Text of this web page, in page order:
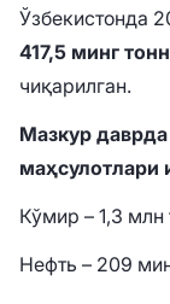
Ўзбекистонда
417,5 минг
чиқарилган.
Мазкур
Кўмир – 1,3 млн
Нефть – 209